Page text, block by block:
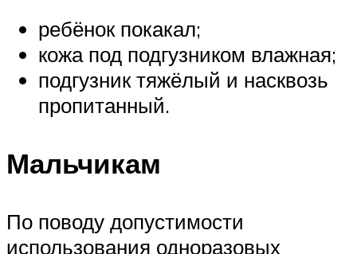
ребёнок покакал;
кожа под подгузником влажная;
подгузник тяжёлый и насквозь
пропитанный.
Мальчикам
По поводу допустимости
использования одноразовых